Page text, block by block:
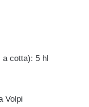
a cotta): 5 hl
Volpi